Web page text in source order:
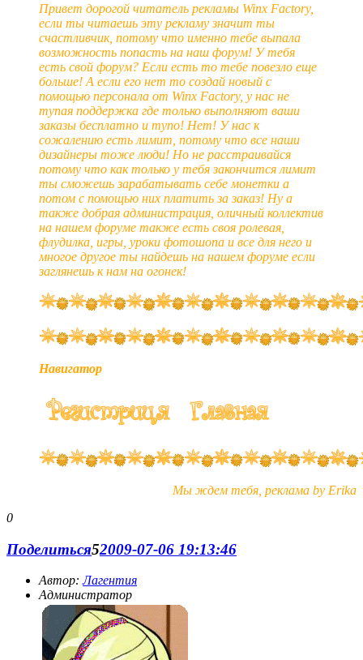
Привет дорогой читатель рекламы Winx Factory,
если ты читаешь эту рекламу значит ты
счастливчик, потому что именно тебе выпала
возможность попасть на наш форум! У тебя
есть свой форум? Если есть то тебе повезло еще
больше! А если его нет то создай новый с
помощью персонала от Winx Factory, у нас не
тупая поддержка где только выполняют ваши
заказы бесплатно и тупо! Нет! У нас к
сожалению есть лимит, потому что все наши
дизайнеры тоже люди! Но не расстраивайся
потому что как только у тебя закончится лимит
ты сможешь зарабатывать себе монетки а
потом с помощью них платить за заказ! Ну а
также добрая администрация, оличный коллектив
на нашем форуме также есть своя ролевая,
флудилка, игры, уроки фотошопа и все для него и
многое другое ты найдешь на нашем форуме если
заглянешь к нам на огонек!
Навигатор
Мы ждем тебя, реклама by Erika
0
Поделиться52009-07-06 19:13:46
Автор:Лагентия
Администратор